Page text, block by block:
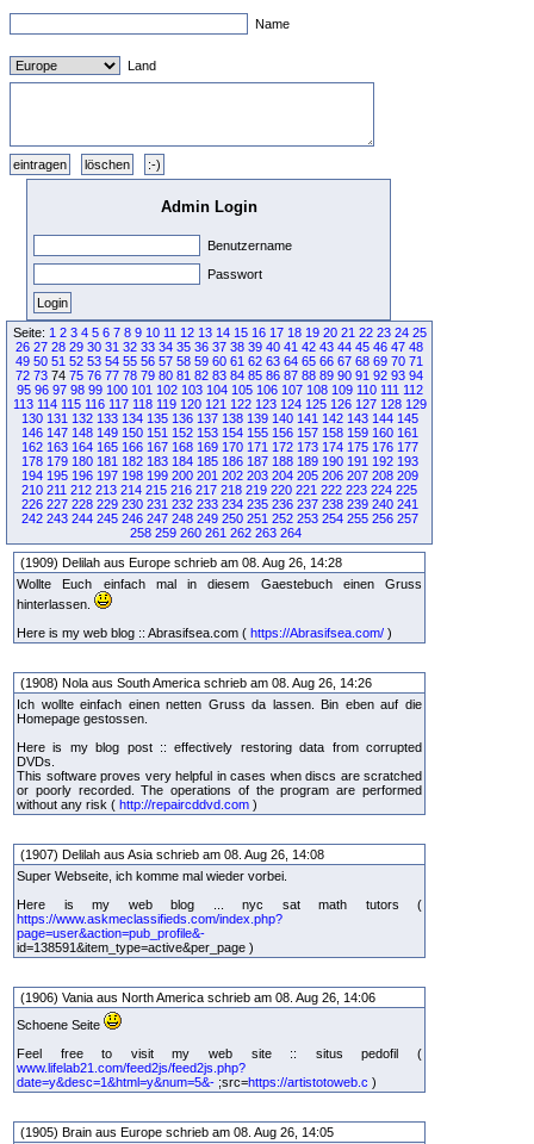
Name
Land
Admin Login
Benutzername
Passwort
Seite: 1 2 3 4 5 6 7 8 9 10 11 12 13 14 15 16 17 18 19 20 21 22 23 24 25
26 27 28 29 30 31 32 33 34 35 36 37 38 39 40 41 42 43 44 45 46 47 48
49 50 51 52 53 54 55 56 57 58 59 60 61 62 63 64 65 66 67 68 69 70 71
72 73 74 75 76 77 78 79 80 81 82 83 84 85 86 87 88 89 90 91 92 93 94
95 96 97 98 99 100 101 102 103 104 105 106 107 108 109 110 111 112
113 114 115 116 117 118 119 120 121 122 123 124 125 126 127 128 129
130 131 132 133 134 135 136 137 138 139 140 141 142 143 144 145
146 147 148 149 150 151 152 153 154 155 156 157 158 159 160 161
162 163 164 165 166 167 168 169 170 171 172 173 174 175 176 177
178 179 180 181 182 183 184 185 186 187 188 189 190 191 192 193
194 195 196 197 198 199 200 201 202 203 204 205 206 207 208 209
210 211 212 213 214 215 216 217 218 219 220 221 222 223 224 225
226 227 228 229 230 231 232 233 234 235 236 237 238 239 240 241
242 243 244 245 246 247 248 249 250 251 252 253 254 255 256 257
258 259 260 261 262 263 264
(1909) Delilah aus Europe schrieb am 08. Aug 26, 14:28
Wollte Euch einfach mal in diesem Gaestebuch einen Gruss
hinterlassen.
Here is my web blog :: Abrasifsea.com ( https://Abrasifsea.com/ )
(1908) Nola aus South America schrieb am 08. Aug 26, 14:26
Ich wollte einfach einen netten Gruss da lassen. Bin eben auf die
Homepage gestossen.
Here is my blog post :: effectively restoring data from corrupted
DVDs.
This software proves very helpful in cases when discs are scratched
or poorly recorded. The operations of the program are performed
without any risk ( http://repaircddvd.com )
(1907) Delilah aus Asia schrieb am 08. Aug 26, 14:08
Super Webseite, ich komme mal wieder vorbei.
Here is my web blog ... nyc sat math tutors (
https://www.askmeclassifieds.com/index.php?
page=user&action=pub_profile&-
id=138591&item_type=active&per_page )
(1906) Vania aus North America schrieb am 08. Aug 26, 14:06
Schoene Seite
Feel free to visit my web site :: situs pedofil (
www.lifelab21.com/feed2js/feed2js.php?
date=y&desc=1&html=y&num=5&- ;src=https://artistotoweb.c )
(1905) Brain aus Europe schrieb am 08. Aug 26, 14:05